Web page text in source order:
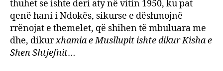
thuhet se ishte deri aty në vitin 1950, ku pat
qenë hani i Ndokës, sikurse e dëshmojnë
rrënojat e themelet, që shihen të mbuluara me
dhe, dikurxhamia e Musllupit ishte dikur Kisha e
Shen Shtjefnit…